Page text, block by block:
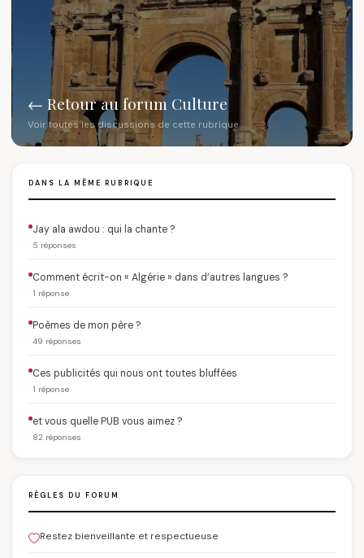
← Retour au forum Culture
Voir toutes les discussions de cette rubrique
DANS LA MÊME RUBRIQUE
Jay ala awdou : qui la chante ?
5 réponses
Comment écrit-on « Algérie » dans d’autres langues ?
1 réponse
Poèmes de mon père ?
49 réponses
Ces publicités qui nous ont toutes bluffées
1 réponse
et vous quelle PUB vous aimez ?
82 réponses
RÈGLES DU FORUM
Restez bienveillante et respectueuse